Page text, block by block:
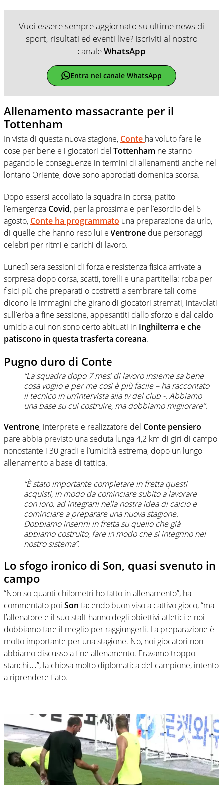
Vuoi essere sempre aggiornato su ultime news di
sport, risultati ed eventi live? Iscriviti al nostro
canaleWhatsApp
Entra nel canale WhatsApp
Allenamento massacrante per il
Tottenham
In vista di questa nuova stagione, Conte ha voluto fare le
cose per bene e i giocatori del Tottenham ne stanno
pagando le conseguenze in termini di allenamenti anche nel
lontano Oriente, dove sono approdati domenica scorsa.
Dopo essersi accollato la squadra in corsa, patito
l’emergenza Covid, per la prossima e per l’esordio del 6
agosto, Conte ha programmato una preparazione da urlo,
di quelle che hanno reso lui e Ventrone due personaggi
celebri per ritmi e carichi di lavoro.
Lunedì sera sessioni di forza e resistenza fisica arrivate a
sorpresa dopo corsa, scatti, torelli e una partitella: roba per
fisici più che preparati o costretti a sembrare tali come
dicono le immagini che girano di giocatori stremati, intavolati
sull’erba a fine sessione, appesantiti dallo sforzo e dal caldo
umido a cui non sono certo abituati in Inghilterra e che
patiscono in questa trasferta coreana.
Pugno duro di Conte
“La squadra dopo 7 mesi di lavoro insieme sa bene
cosa voglio e per me così è più facile – ha raccontato
il tecnico in un’intervista alla tv del club -. Abbiamo
una base su cui costruire, ma dobbiamo migliorare”.
Ventrone, interprete e realizzatore del Conte pensiero
pare abbia previsto una seduta lunga 4,2 km di giri di campo
nonostante i 30 gradi e l’umidità estrema, dopo un lungo
allenamento a base di tattica.
“È stato importante completare in fretta questi
acquisti, in modo da cominciare subito a lavorare
con loro, ad integrarli nella nostra idea di calcio e
cominciare a preparare una nuova stagione.
Dobbiamo inserirli in fretta su quello che già
abbiamo costruito, fare in modo che si integrino nel
nostro sistema”.
Lo sfogo ironico di Son, quasi svenuto in
campo
“Non so quanti chilometri ho fatto in allenamento”, ha
commentato poi Son facendo buon viso a cattivo gioco, “ma
l’allenatore e il suo staff hanno degli obiettivi atletici e noi
dobbiamo fare il meglio per raggiungerli. La preparazione è
molto importante per una stagione. No, noi giocatori non
abbiamo discusso a fine allenamento. Eravamo troppo
stanchi…”, la chiosa molto diplomatica del campione, intento
a riprendere fiato.